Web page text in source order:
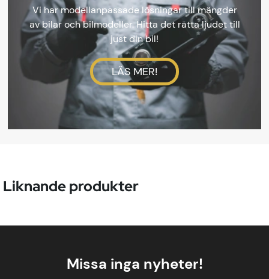
Vi har modellanpassade lösningar till mängder
av bilar och bilmodeller. Hitta det rätta ljudet till
just din bil!
LÄS MER!
Liknande produkter
Missa inga nyheter!